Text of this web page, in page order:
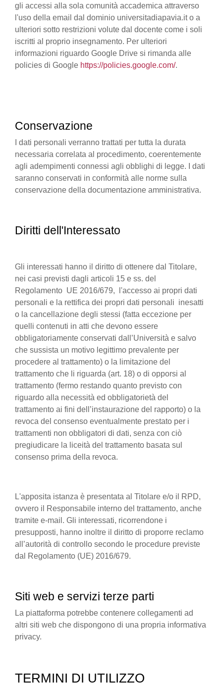
gli accessi alla sola comunità accademica attraverso
l'uso della email dal dominio universitadiapavia.it o a
ulteriori sotto restrizioni volute dal docente come i soli
iscritti al proprio insegnamento. Per ulteriori
informazioni riguardo Google Drive si rimanda alle
policies di Google https://policies.google.com/.
Conservazione
I dati personali verranno trattati per tutta la durata
necessaria correlata al procedimento, coerentemente
agli adempimenti connessi agli obblighi di legge. I dati
saranno conservati in conformità alle norme sulla
conservazione della documentazione amministrativa.
Diritti dell'Interessato
Gli interessati hanno il diritto di ottenere dal Titolare,
nei casi previsti dagli articoli 15 e ss. del
Regolamento UE 2016/679, l'accesso ai propri dati
personali e la rettifica dei propri dati personali inesatti
o la cancellazione degli stessi (fatta eccezione per
quelli contenuti in atti che devono essere
obbligatoriamente conservati dall’Università e salvo
che sussista un motivo legittimo prevalente per
procedere al trattamento) o la limitazione del
trattamento che li riguarda (art. 18) o di opporsi al
trattamento (fermo restando quanto previsto con
riguardo alla necessità ed obbligatorietà del
trattamento ai fini dell’instaurazione del rapporto) o la
revoca del consenso eventualmente prestato per i
trattamenti non obbligatori di dati, senza con ciò
pregiudicare la liceità del trattamento basata sul
consenso prima della revoca.
L'apposita istanza è presentata al Titolare e/o il RPD,
ovvero il Responsabile interno del trattamento, anche
tramite e-mail. Gli interessati, ricorrendone i
presupposti, hanno inoltre il diritto di proporre reclamo
all’autorità di controllo secondo le procedure previste
dal Regolamento (UE) 2016/679.
Siti web e servizi terze parti
La piattaforma potrebbe contenere collegamenti ad
altri siti web che dispongono di una propria informativa
privacy.
TERMINI DI UTILIZZO